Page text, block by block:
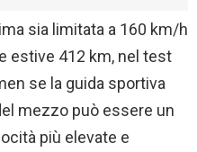
sia limitata a 160 km/h
estive 412 km, nel test
se la guida sportiva
mezzo può essere un
più elevate e